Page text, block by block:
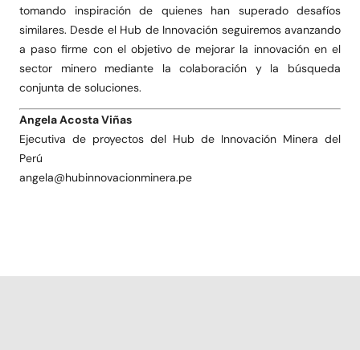
tomando inspiración de quienes han superado desafíos
similares. Desde el Hub de Innovación seguiremos avanzando
a paso firme con el objetivo de mejorar la innovación en el
sector minero mediante la colaboración y la búsqueda
conjunta de soluciones.
Angela Acosta Viñas
Ejecutiva de proyectos del Hub de Innovación Minera del
Perú
angela@hubinnovacionminera.pe